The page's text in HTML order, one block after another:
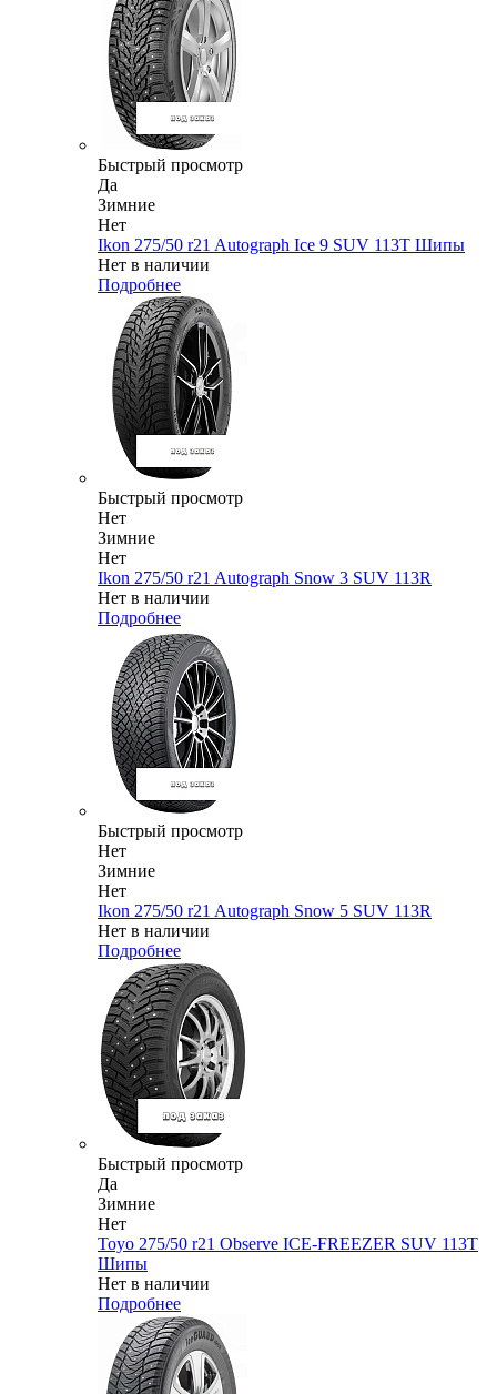
Быстрый просмотр
Да
Зимние
Нет
Ikon 275/50 r21 Autograph Ice 9 SUV 113T Шипы
Нет в наличии
Подробнее
Быстрый просмотр
Нет
Зимние
Нет
Ikon 275/50 r21 Autograph Snow 3 SUV 113R
Нет в наличии
Подробнее
Быстрый просмотр
Нет
Зимние
Нет
Ikon 275/50 r21 Autograph Snow 5 SUV 113R
Нет в наличии
Подробнее
Быстрый просмотр
Да
Зимние
Нет
Toyo 275/50 r21 Observe ICE-FREEZER SUV 113T
Шипы
Нет в наличии
Подробнее